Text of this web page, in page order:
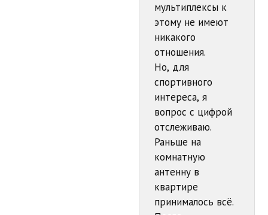
мультиплексы к
этому не имеют
никакого
отношения.
Но, для
спортивного
интереса, я
вопрос с цифрой
отслеживаю.
Раньше на
комнатную
антенну в
квартире
принималось всё.